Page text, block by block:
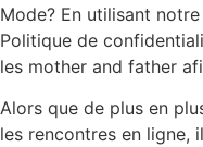
Mode? En utilisant
Politique de
les mother and father
Alors que de plus en
les rencontres en